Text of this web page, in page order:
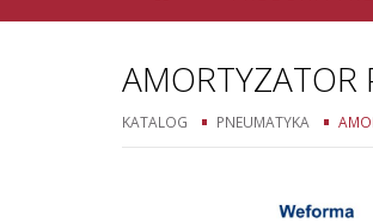
AMORTYZATOR
KATALOG PNEUMATYKA